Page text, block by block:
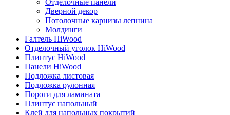
Отделочные панели
Дверной декор
Потолочные карнизы лепнина
Молдинги
Галтель HiWood
Отделочный уголок HiWood
Плинтус HiWood
Панели HiWood
Подложка листовая
Подложка рулонная
Пороги для ламината
Плинтус напольный
Клей для напольных покрытий